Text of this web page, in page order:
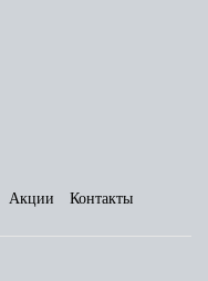
Акции Контакты